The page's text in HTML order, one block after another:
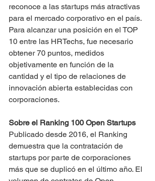
reconoce a las startups más atractivas
para el mercado corporativo en el país.
Para alcanzar una posición en el TOP
10 entre las HRTechs, fue necesario
obtener 70 puntos, medidos
objetivamente en función de la
cantidad y el tipo de relaciones de
innovación abierta establecidas con
corporaciones.
Sobre el Ranking 100 Open Startups
Publicado desde 2016, el Ranking
demuestra que la contratación de
startups por parte de corporaciones
más que se duplicó en el último año. El